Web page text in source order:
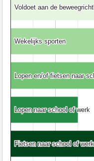
Voldoet aan de
Voldoet aan de
Wekelijks sporten
Wekelijks sporten
Lopen en/of fietsen naar
Lopen en/of fietsen naar
Lopen naar school of werk
Lopen naar school of werk
Fietsen naar school of werk
Fietsen naar school of werk